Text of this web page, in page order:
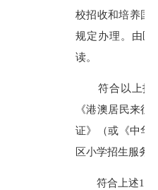
校招收和培养国
规定办理。由区
读。
符合以上招生
《港澳居民来
证》（或《中华
区小学招生服务
符合上述1-3类